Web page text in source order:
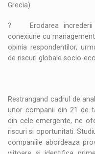
Grecia).
? Erodarea increderii
conexiune cu
opinia respondentilor,
de riscuri globale socio-
Restrangand cadrul de
unor companii din 21 de
din cele emergente, ne
riscuri si oportunitati.
companiile abordeaza